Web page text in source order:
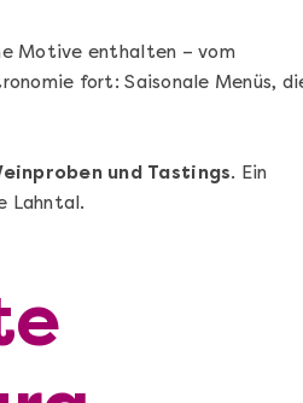
Die beste
Vom richtigen Kneten und
Motive enthalten – vom
fort: Saisonale Menüs,
und Tastings. Ein
Lahntal.